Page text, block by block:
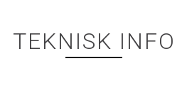
TEKNISK INFO